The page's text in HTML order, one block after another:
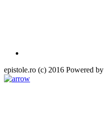
epistole.ro (c) 2016 Powered by